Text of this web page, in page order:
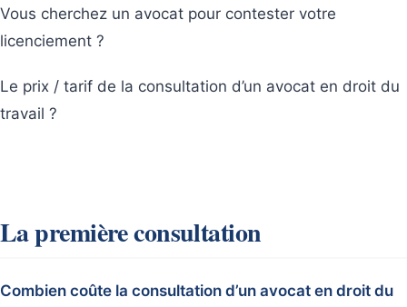
Vous cherchez un avocat pour contester votre
licenciement ?
Le prix / tarif de la consultation d’un avocat en droit du
travail ?
La première consultation
Combien coûte la consultation d’un avocat en droit du